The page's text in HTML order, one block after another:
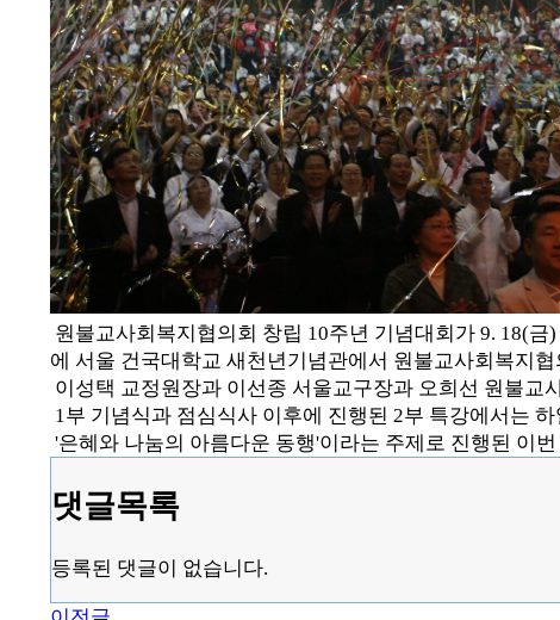
원불교사회복지협의회 창립 10주년 기념대회가 9. 18(금)
에 서울 건국대학교 새천년기념관에서 원불교사회복지
이성택 교정원장과 이선종 서울교구장과 오희선 원불
1부 기념식과 점심식사 이후에 진행된 2부 특강에서는
'은혜와 나눔의 아름다운 동행'이라는 주제로 진행된 이
댓글목록
등록된 댓글이 없습니다.